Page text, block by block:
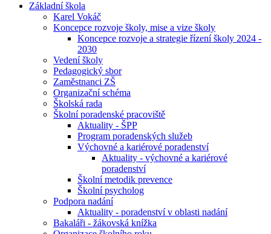
Základní škola
Karel Vokáč
Koncepce rozvoje školy, mise a vize školy
Koncepce rozvoje a strategie řízení školy 2024 -
2030
Vedení školy
Pedagogický sbor
Zaměstnanci ZŠ
Organizační schéma
Školská rada
Školní poradenské pracoviště
Aktuality - ŠPP
Program poradenských služeb
Výchovné a kariérové poradenství
Aktuality - výchovné a kariérové
poradenství
Školní metodik prevence
Školní psycholog
Podpora nadání
Aktuality - poradenství v oblasti nadání
Bakaláři - žákovská knížka